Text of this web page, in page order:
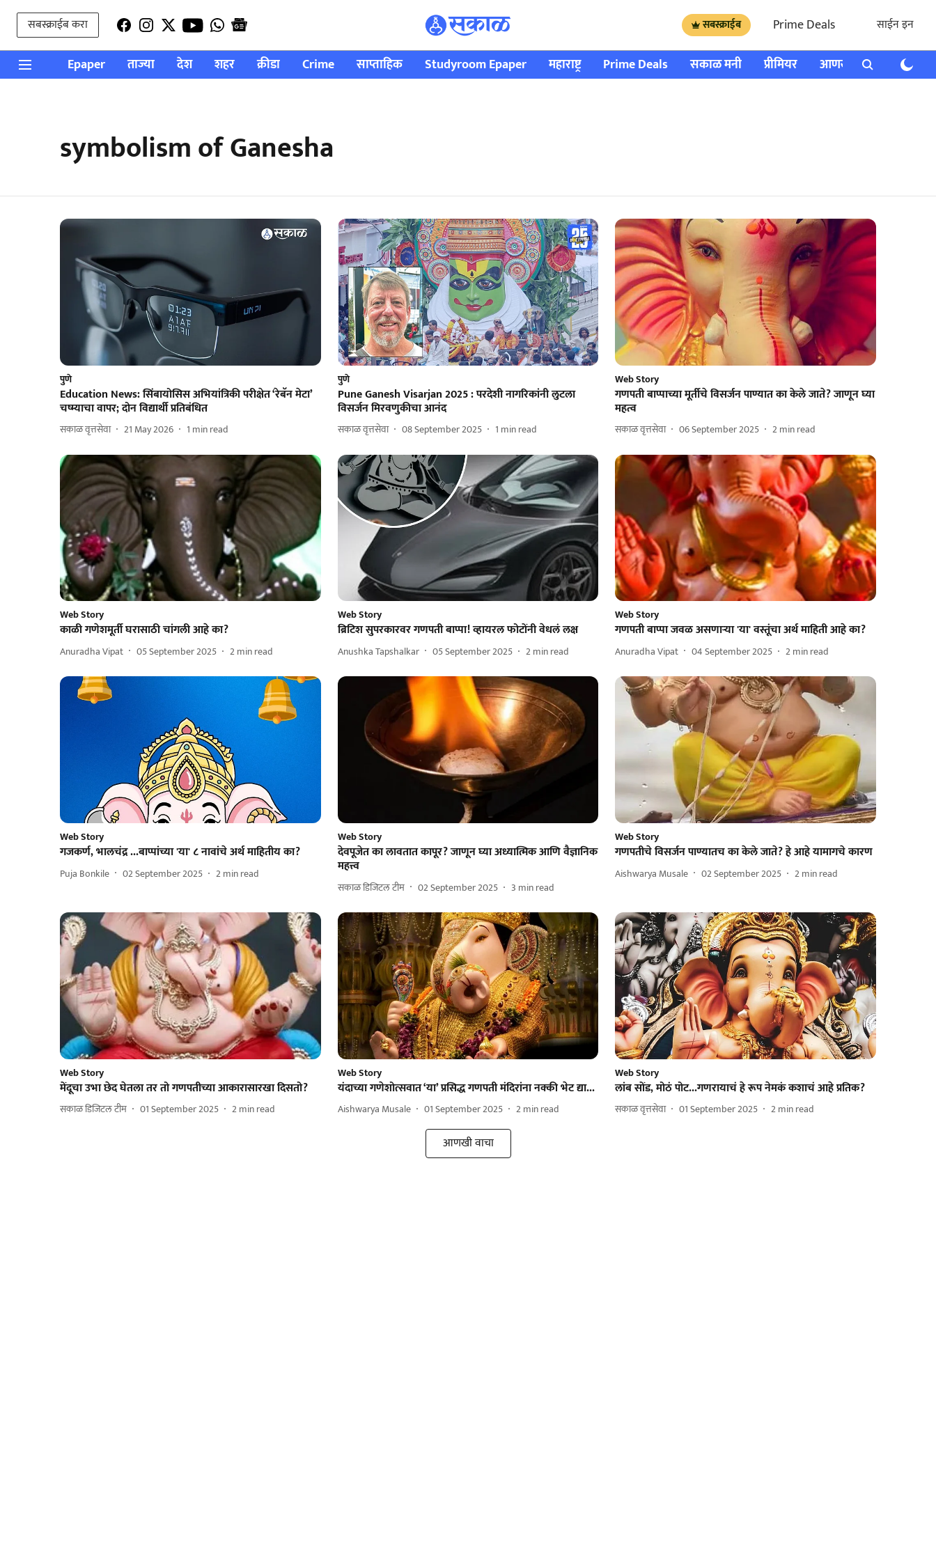
सबस्क्राईब करा सबस्क्राईब Prime Deals साईन इन
Epaper ताज्या देश शहर क्रीडा Crime साप्ताहिक Studyroom Epaper महाराष्ट्र Prime Deals सकाळ मनी प्रीमियर आणखी राशी भविष्य
symbolism of Ganesha
पुणे
Education News: सिंबायोसिस अभियांत्रिकी परीक्षेत ‘रेबॅन मेटा’
चष्म्याचा वापर; दोन विद्यार्थी प्रतिबंधित
सकाळ वृत्तसेवा 21 May 2026 1 min read
पुणे
Pune Ganesh Visarjan 2025 : परदेशी नागरिकांनी लुटला
विसर्जन मिरवणुकीचा आनंद
सकाळ वृत्तसेवा 08 September 2025 1 min read
Web Story
गणपती बाप्पाच्या मूर्तीचे विसर्जन पाण्यात का केले जाते? जाणून घ्या
महत्व
सकाळ वृत्तसेवा 06 September 2025 2min read
Web Story
काळी गणेशमूर्ती घरासाठी चांगली आहे का?
Anuradha Vipat 05 September 2025 2min read
Web Story
ब्रिटिश सुपरकारवर गणपती बाप्पा! व्हायरल फोटोंनी वेधलं लक्ष
Anushka Tapshalkar 05 September 2025 2min read
Web Story
गणपती बाप्पा जवळ असणाऱ्या 'या' वस्तूंचा अर्थ माहिती आहे का?
Anuradha Vipat 04 September 2025 2min read
Web Story
गजकर्ण, भालचंद्र ...बाप्पांच्या 'या' ८ नावांचे अर्थ माहितीय का?
Puja Bonkile 02 September 2025 2min read
Web Story
देवपूजेत का लावतात कापूर? जाणून घ्या अध्यात्मिक आणि वैज्ञानिक
महत्त्व
सकाळ डिजिटल टीम 02 September 2025 3 min read
Web Story
गणपतीचे विसर्जन पाण्यातच का केले जाते? हे आहे यामागचे कारण
Aishwarya Musale 02 September 2025 2min read
Web Story
मेंदूचा उभा छेद घेतला तर तो गणपतीच्या आकारासारखा दिसतो?
सकाळ डिजिटल टीम 01 September 2025 2min read
Web Story
यंदाच्या गणेशोत्सवात ‘या’ प्रसिद्ध गणपती मंदिरांना नक्की भेट द्या...
Aishwarya Musale 01 September 2025 2min read
Web Story
लांब सोंड, मोठं पोट...गणरायाचं हे रूप नेमकं कशाचं आहे प्रतिक?
सकाळ वृत्तसेवा 01 September 2025 2min read
आणखी वाचा